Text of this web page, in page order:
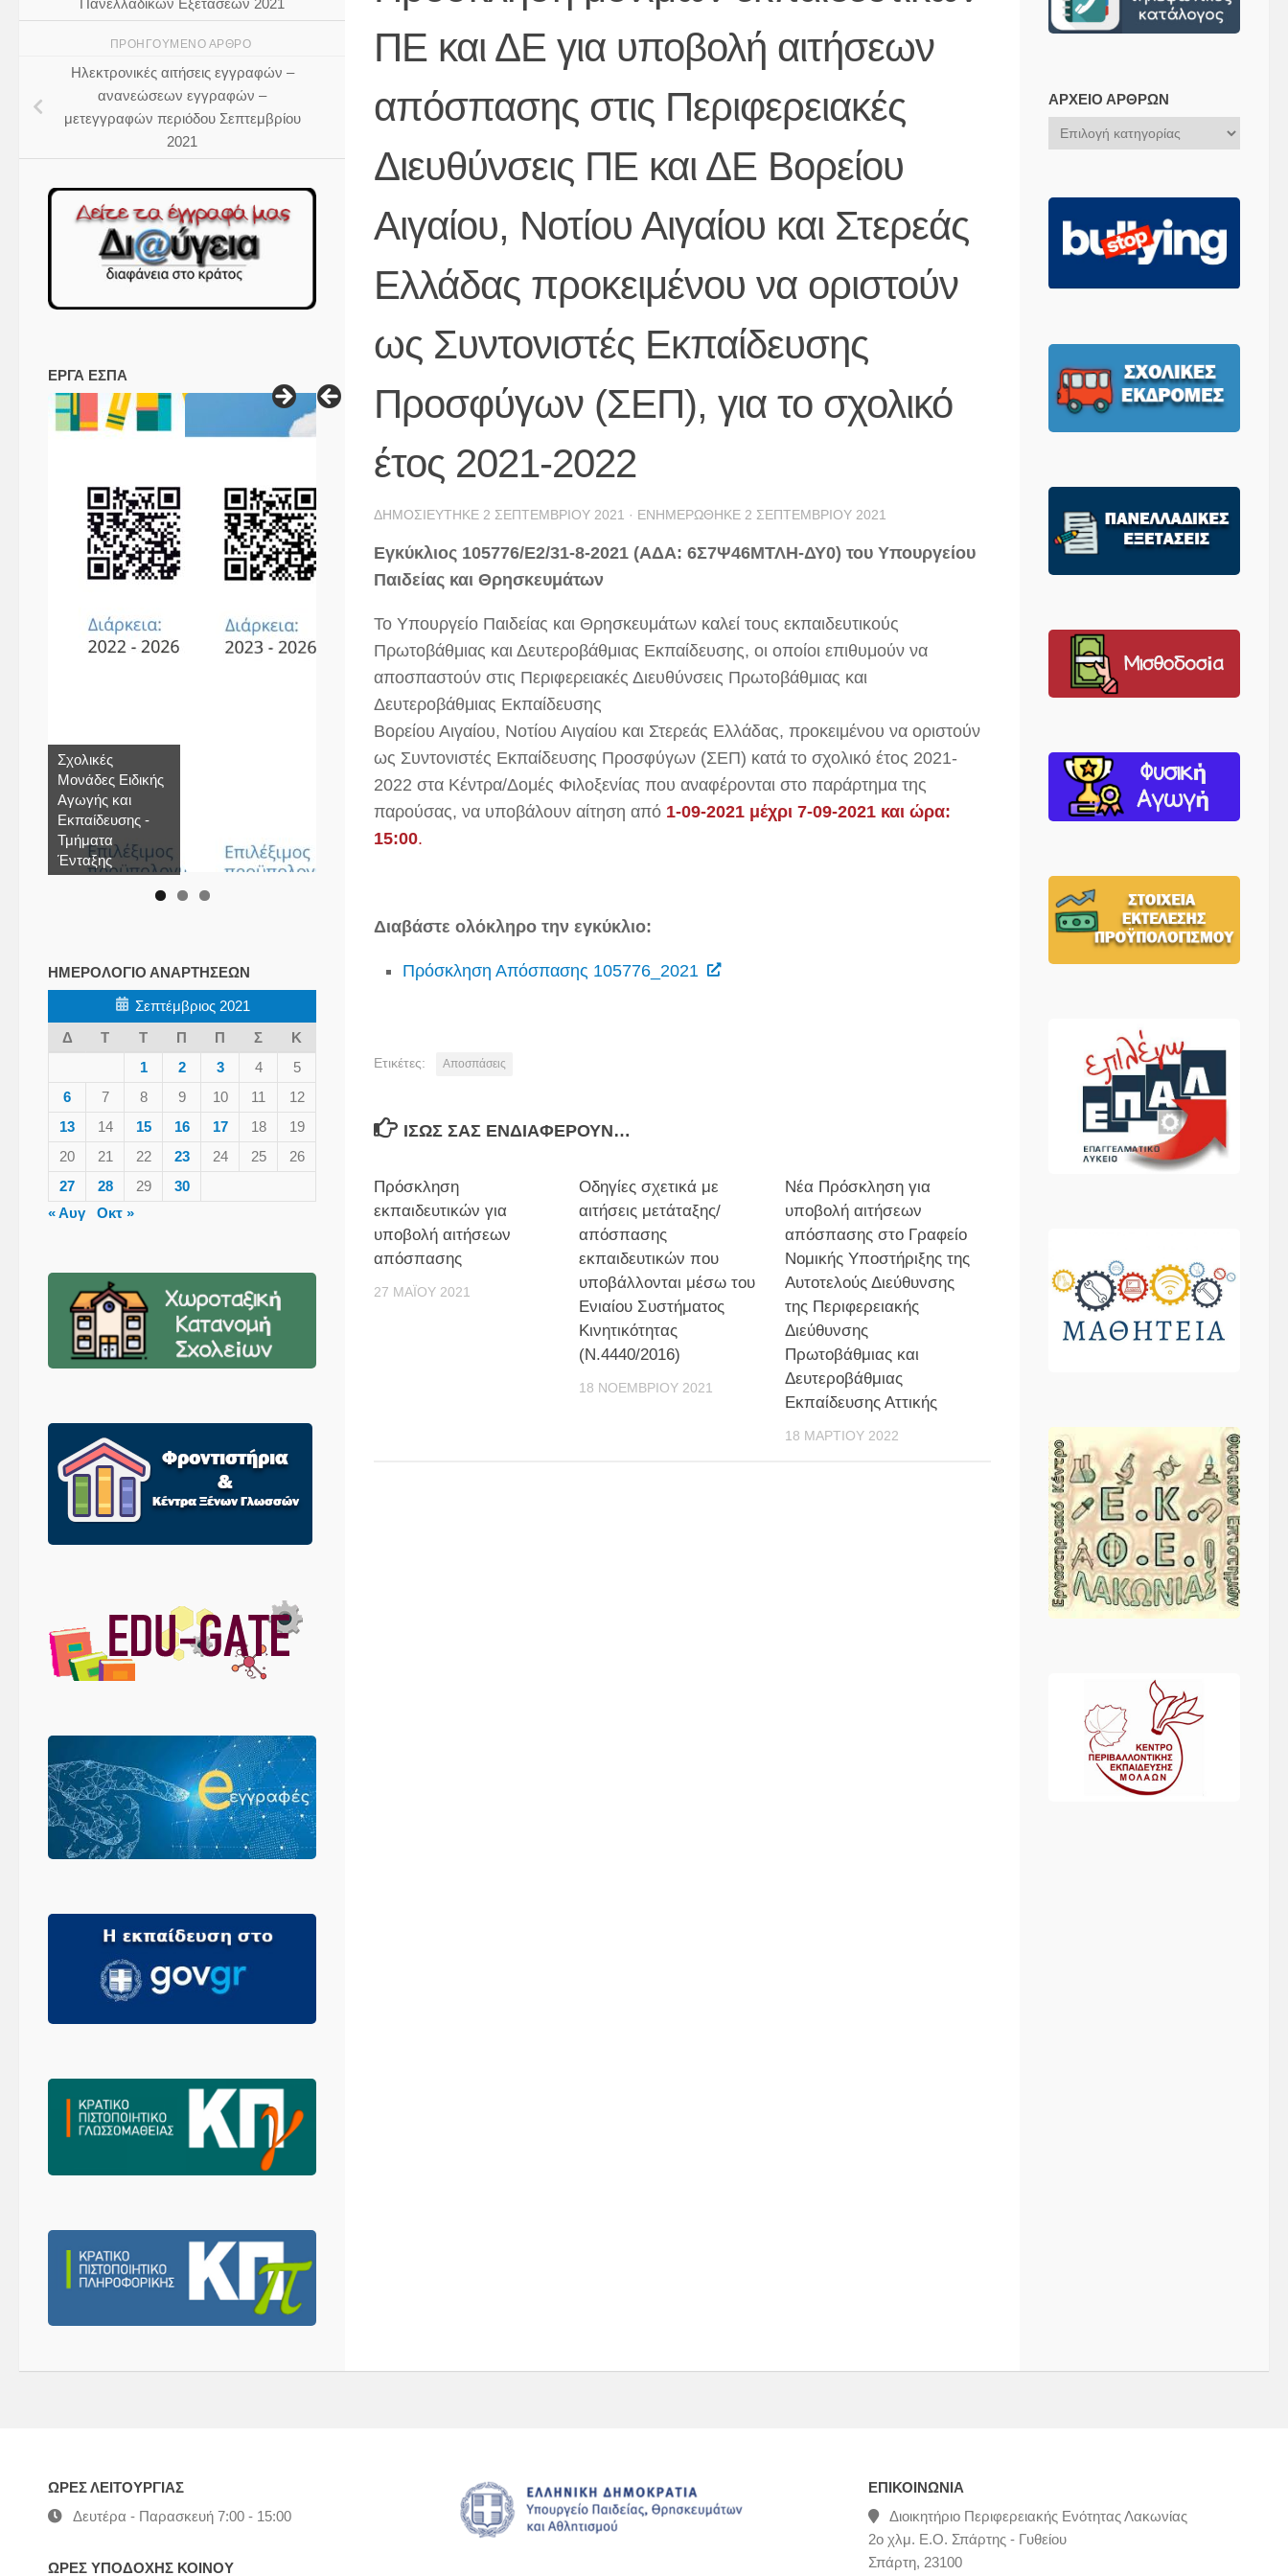
ΠE και ΔΕ για υποβολή αιτήσεων
απόσπασης στις Περιφερειακές
Διευθύνσεις ΠE και ΔE Βορείου
Αιγαίου, Νοτίου Αιγαίου και Στερεάς
Ελλάδας προκειμένου να οριστούν
ως Συντονιστές Εκπαίδευσης
Προσφύγων (ΣΕΠ), για το σχολικό
έτος 2021-2022
ΔΗΜΟΣΙΕΎΤΗΚΕ 2 ΣΕΠΤΕΜΒΡΊΟΥ 2021 · ΕΝΗΜΕΡΏΘΗΚΕ 2 ΣΕΠΤΕΜΒΡΊΟΥ 2021
Εγκύκλιος 105776/Ε2/31-8-2021 (ΑΔΑ: 6Σ7Ψ46ΜΤΛΗ-ΔΥ0) του Υπουργείου
Παιδείας και Θρησκευμάτων
Το Υπουργείο Παιδείας και Θρησκευμάτων καλεί τους εκπαιδευτικούς
Πρωτοβάθμιας και Δευτεροβάθμιας Εκπαίδευσης, οι οποίοι επιθυμούν να
αποσπαστούν στις Περιφερειακές Διευθύνσεις Πρωτοβάθμιας και
Δευτεροβάθμιας Εκπαίδευσης
Βορείου Αιγαίου, Νοτίου Αιγαίου και Στερεάς Ελλάδας, προκειμένου να οριστούν
ως Συντονιστές Εκπαίδευσης Προσφύγων (ΣΕΠ) κατά το σχολικό έτος 2021-
2022 στα Κέντρα/Δομές Φιλοξενίας που αναφέρονται στο παράρτημα της
παρούσας, να υποβάλουν αίτηση από 1-09-2021 μέχρι 7-09-2021 και ώρα:
15:00.
Διαβάστε ολόκληρο την εγκύκλιο:
Πρόσκληση Απόσπασης 105776_2021
Ετικέτες: Αποσπάσεις
ΊΣΩΣ ΣΑΣ ΕΝΔΙΑΦΈΡΟΥΝ…
Πρόσκληση
εκπαιδευτικών για
υποβολή αιτήσεων
απόσπασης
27 ΜΑΪ́ΟΥ 2021
Οδηγίες σχετικά με
αιτήσεις μετάταξης/
απόσπασης
εκπαιδευτικών που
υποβάλλονται μέσω του
Ενιαίου Συστήματος
Κινητικότητας
(Ν.4440/2016)
18 ΝΟΕΜΒΡΊΟΥ 2021
Νέα Πρόσκληση για
υποβολή αιτήσεων
απόσπασης στο Γραφείο
Νομικής Υποστήριξης της
Αυτοτελούς Διεύθυνσης
της Περιφερειακής
Διεύθυνσης
Πρωτοβάθμιας και
Δευτεροβάθμιας
Εκπαίδευσης Αττικής
18 ΜΑΡΤΊΟΥ 2022
Πανελλαδικών Εξετάσεων 2021
ΠΡΟΗΓΟΎΜΕΝΟ ΆΡΘΡΟ
Ηλεκτρονικές αιτήσεις εγγραφών –
ανανεώσεων εγγραφών –
μετεγγραφών περιόδου Σεπτεμβρίου
2021
ΕΡΓΑ ΕΣΠΑ
Σχολικές
Μονάδες Ειδικής
Αγωγής και
Εκπαίδευσης -
Τμήματα
Ένταξης
ΗΜΕΡΟΛΌΓΙΟ ΑΝΑΡΤΉΣΕΩΝ
Σεπτέμβριος 2021
Δ
Τ Τ Π Π Σ
Κ
1
2 3 4
5
6
7 8 9 10 11
12
13
14 15 16 17 18
19
20
21 22 23 24 25
26
27
28 29
30
« Αυγ
Οκτ »
ΑΡΧΕΊΟ ΆΡΘΡΩΝ
Αρχείο
Άρθρων
ΩΡΕΣ ΛΕΙΤΟΥΡΓΙΑΣ
Δευτέρα - Παρασκευή 7:00 - 15:00
ΩΡΕΣ ΥΠΟΔΟΧΗΣ ΚΟΙΝΟΥ
ΕΠΙΚΟΙΝΩΝΊΑ
Διοικητήριο Περιφερειακής Ενότητας Λακωνίας
2ο χλμ. Ε.Ο. Σπάρτης - Γυθείου
Σπάρτη, 23100